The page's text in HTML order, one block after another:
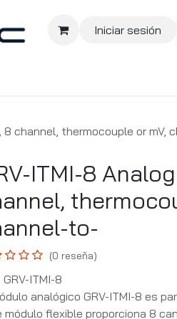
Iniciar sesión
8 channel, thermocouple or mV,
ITMI-8
to-
(0 reseña)
GRV-ITMI-8
analógico GRV-ITMI-8 es
módulo flexible proporciona 8